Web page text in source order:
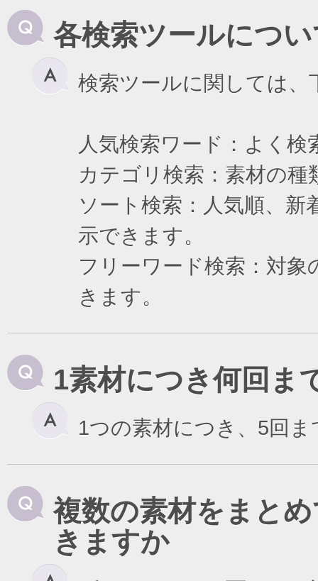
各検索ツールにつ
検索ツールに関しては
人気検索ワード：よく
カテゴリ検索：素材の
ソート検索：人気順、
示できます。
フリーワード検索：対
きます。
1素材につき何回ま
1つの素材につき、5回
複数の素材をまと
きますか